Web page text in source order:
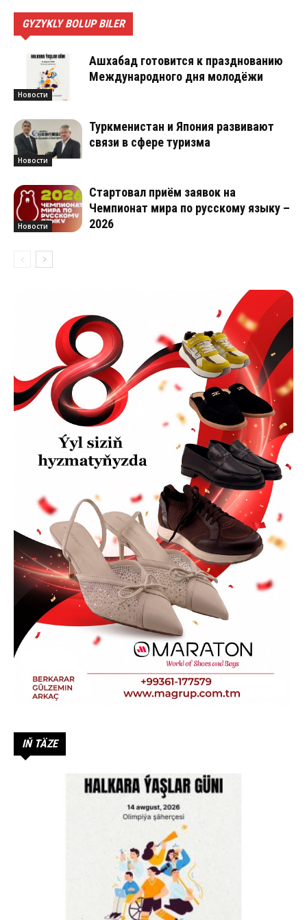
GYZYKLY BOLUP BILER
Новости
Ашхабад готовится к празднованию
Международного дня молодёжи
Новости
Туркменистан и Япония развивают
связи в сфере туризма
Новости
Стартовал приём заявок на
Чемпионат мира по русскому языку –
2026
IŇ TÄZE